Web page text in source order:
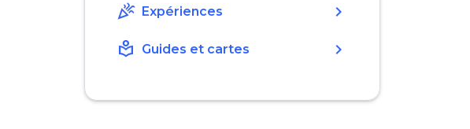
celebration Expériences chevron_right
local_library Guides et cartes chevron_right